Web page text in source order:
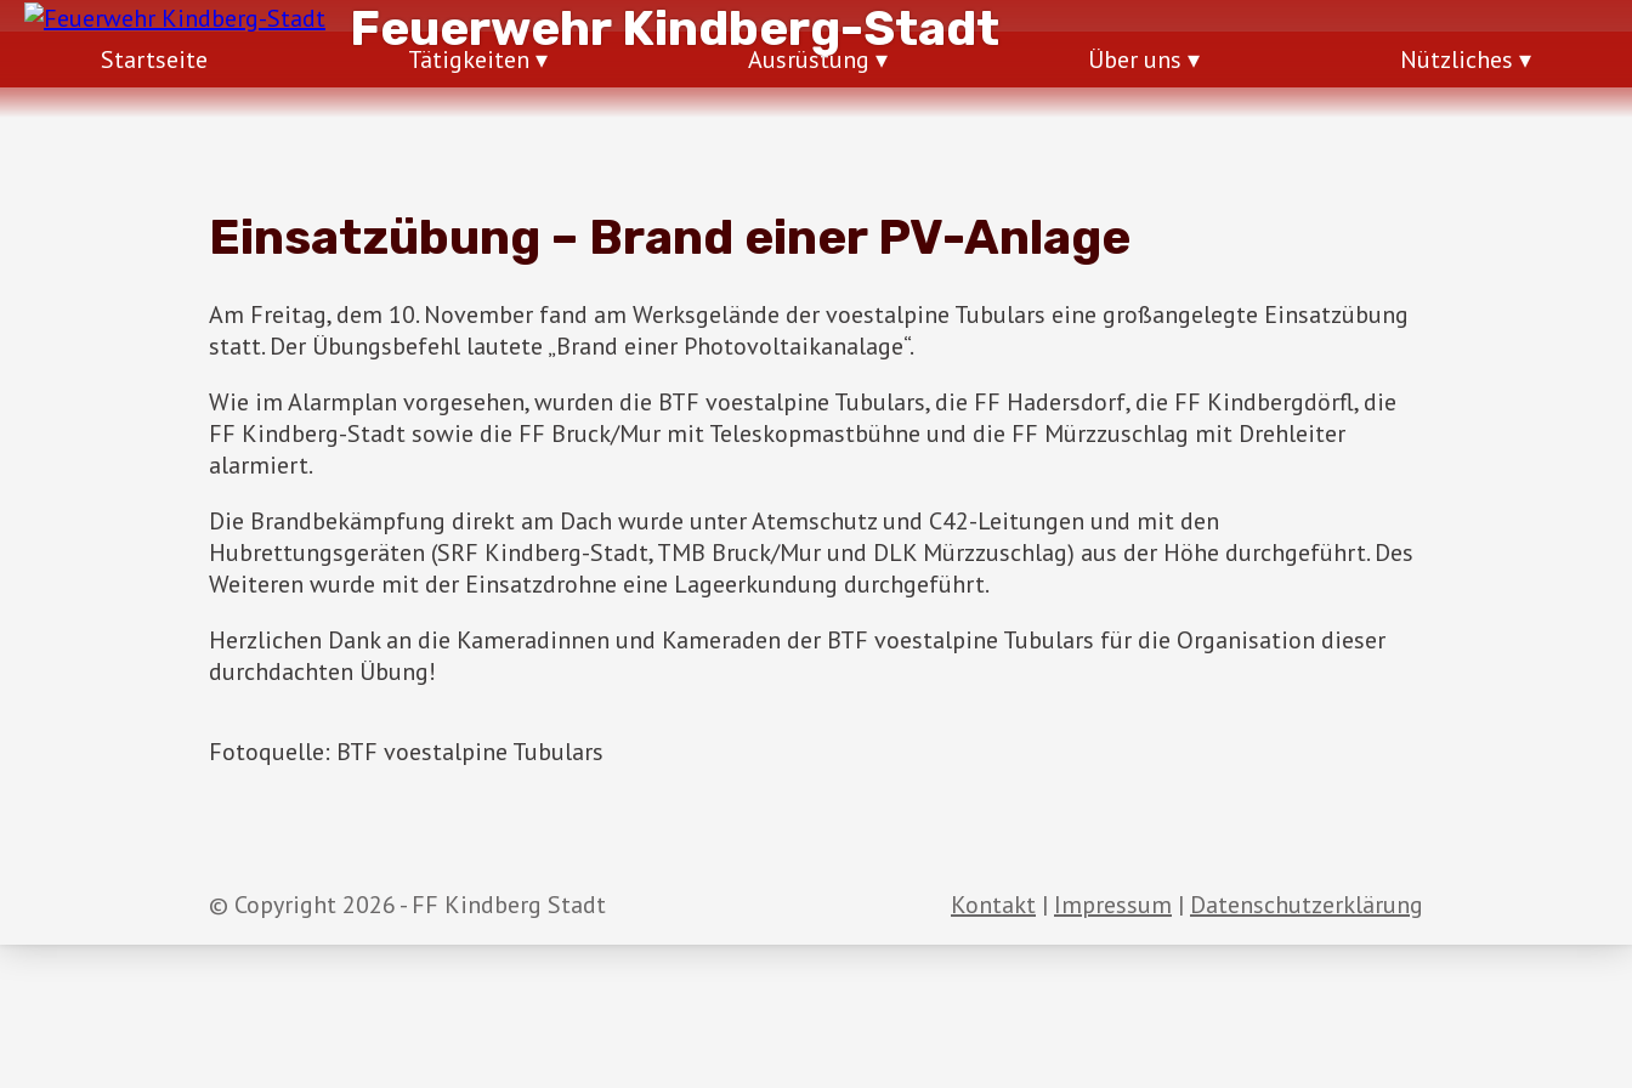
Feuerwehr Kindberg-Stadt
Startseite Tätigkeiten Ausrüstung Über uns Nützliches
Einsatzübung – Brand einer PV-Anlage
Am Freitag, dem 10. November fand am Werksgelände der voestalpine Tubulars eine großangelegte Einsatzübung
statt. Der Übungsbefehl lautete „Brand einer Photovoltaikanalage“.
Wie im Alarmplan vorgesehen, wurden die BTF voestalpine Tubulars, die FF Hadersdorf, die FF Kindbergdörfl, die
FF Kindberg-Stadt sowie die FF Bruck/Mur mit Teleskopmastbühne und die FF Mürzzuschlag mit Drehleiter
alarmiert.
Die Brandbekämpfung direkt am Dach wurde unter Atemschutz und C42-Leitungen und mit den
Hubrettungsgeräten (SRF Kindberg-Stadt, TMB Bruck/Mur und DLK Mürzzuschlag) aus der Höhe durchgeführt. Des
Weiteren wurde mit der Einsatzdrohne eine Lageerkundung durchgeführt.
Herzlichen Dank an die Kameradinnen und Kameraden der BTF voestalpine Tubulars für die Organisation dieser
durchdachten Übung!
Fotoquelle: BTF voestalpine Tubulars
© Copyright 2026 - FF Kindberg Stadt Kontakt Impressum Datenschutzerklärung